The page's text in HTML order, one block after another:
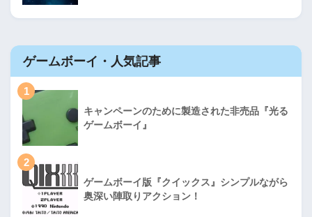
ゲームボーイ・人気記事
1
キャンペーンのために製造された非売品『光る
ゲームボーイ』
2
ゲームボーイ版『クイックス』シンプルながら
奥深い陣取りアクション！